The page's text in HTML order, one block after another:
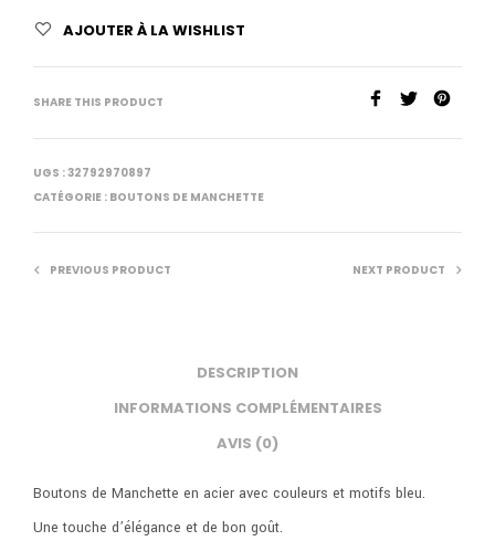
AJOUTER À LA WISHLIST
SHARE THIS PRODUCT
UGS :32792970897
CATÉGORIE : BOUTONS DE MANCHETTE
PREVIOUS PRODUCT NEXT PRODUCT
DESCRIPTION
INFORMATIONS COMPLÉMENTAIRES
AVIS (0)
Boutons de Manchette en acier avec couleurs et motifs bleu.
Une touche d’élégance et de bon goût.